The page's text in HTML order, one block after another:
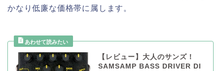
かなり低廉な価格帯に属します。
【レビュー】大人のサンズ！
SAMSAMP BASS DRIVER DI